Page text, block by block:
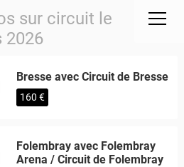
sur circuit le
2026
Bresse avec Circuit de Bresse
160 €
Folembray avec Folembray
Arena / Circuit de Folembray